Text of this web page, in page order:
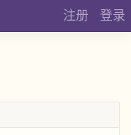
注册 登录